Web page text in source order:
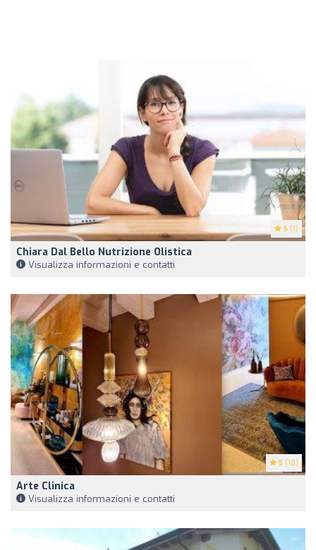
5 (1)
Chiara Dal Bello Nutrizione Olistica
Visualizza informazioni e contatti
5 (18)
Arte Clinica
Visualizza informazioni e contatti